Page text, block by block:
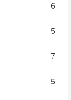
6
5
7
5